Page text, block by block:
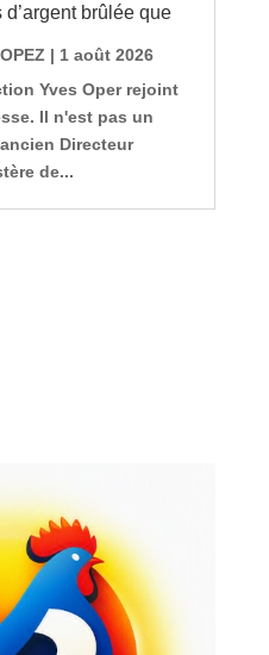
brûlée que
| 1 août 2026
Yves Oper rejoint
Il n'est pas un
Directeur
de...